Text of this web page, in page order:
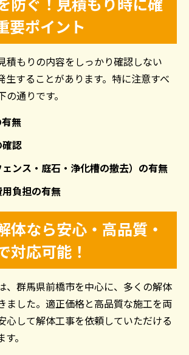
要ポイント
積もりの内容をしっかり確認しない
生することがあります。特に注意すべ
通りです。
無
認
ンス・庭石・浄化槽の撤去）の有無
負担の有無
体なら安心・高品質・
対応可能！
、群馬県前橋市を中心に、多くの解体
ました。適正価格と高品質な施工を両
心して解体工事を依頼していただける
。